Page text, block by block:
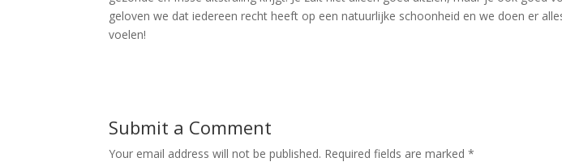
geloven we dat iedereen recht heeft op een natuurlijke schoonheid en we doen er
voelen!
Submit a Comment
Your email address will not be published. Required fields are marked*